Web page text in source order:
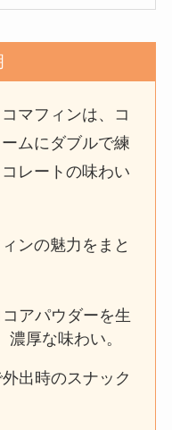
マフィンは、コ
ムにダブルで練
レートの味わい
ンの魅力をまと
アパウダーを生
厚な味わい。
出時のスナック